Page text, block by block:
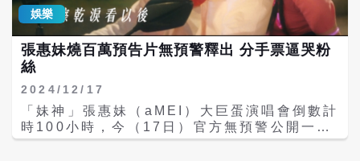
後台除了工作人員有三個餐廳之外，張惠妹有
專屬廚房，除了她愛吃的清淡橘色涮涮鍋，還
有鐵板燒師傅現做牛排等。阿妹日前在深圳租
下場地，和樂手進行排練，歌單更準備17首備
用曲目，屆時因應狀況以及心情做取捨，且日
前到周杰倫演唱會「實習」，不僅搶先演唱
〈如果你也聽說〉〈連名帶姓〉〈三天三
夜〉，也仔細觀察場內以及舞台後，打造長達
50公尺的延伸舞台，希望能照顧到搖滾區以及
娛樂
張惠妹燒百萬預告片無預警釋出 分手票逼哭粉
絲
2024/12/17
「妹神」張惠妹（aMEI）大巨蛋演唱會倒數計
時100小時，今（17日）官方無預警公開一支
長度4分鐘的預告片，為演唱會加溫暖身，這